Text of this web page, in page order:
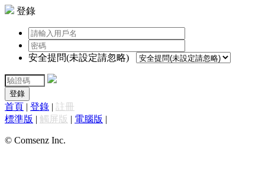
登錄
安全提問(未設定請忽略)
登錄
首頁 | 登錄 | 註冊
標準版 | 觸屏版 | 電腦版 |
© Comsenz Inc.